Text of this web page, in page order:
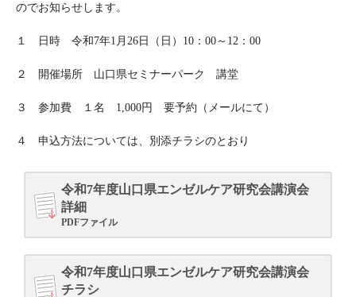
のでお知らせします。
１ 日時 令和7年1月26日（日）10：00～12：00
２ 開催場所 山口県セミナーパーク 講堂
３ 参加費 １名 1,000円 要予約（メールにて）
４ 申込方法については、別添チラシのとおり
令和7年度山口県エンゼルケア研究会講演会
詳細
PDFファイル
令和7年度山口県エンゼルケア研究会講演会
チラシ